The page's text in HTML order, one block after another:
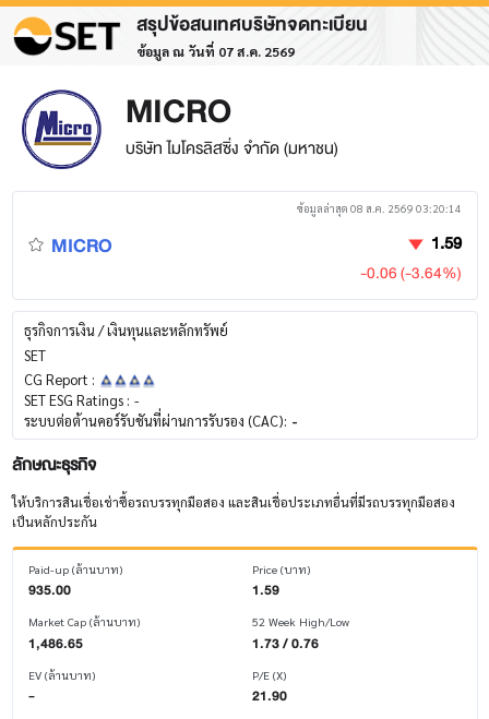
สรุปข้อสนเทศบริษัทจดทะเบียน
ข้อมูล ณ วันที่ 07 ส.ค. 2569
MICRO
บริษัท ไมโครลิสซิ่ง จำกัด (มหาชน)
ข้อมูลล่าสุด 08 ส.ค. 2569 03:20:14
MICRO 1.59
-0.06 (-3.64%)
ธุรกิจการเงิน / เงินทุนและหลักทรัพย์
SET
CG Report :
SET ESG Ratings : -
ระบบต่อต้านคอร์รับชันที่ผ่านการรับรอง (CAC): -
ลักษณะธุรกิจ
ให้บริการสินเชื่อเช่าซื้อรถบรรทุกมือสอง และสินเชื่อประเภทอื่นที่มีรถบรรทุกมือสอง
เป็นหลักประกัน
Paid-up (ล้านบาท)
935.00
Market Cap (ล้านบาท)
1,486.65
EV (ล้านบาท)
-
Price (บาท)
1.59
52 Week High/Low
1.73 / 0.76
P/E (X)
21.90